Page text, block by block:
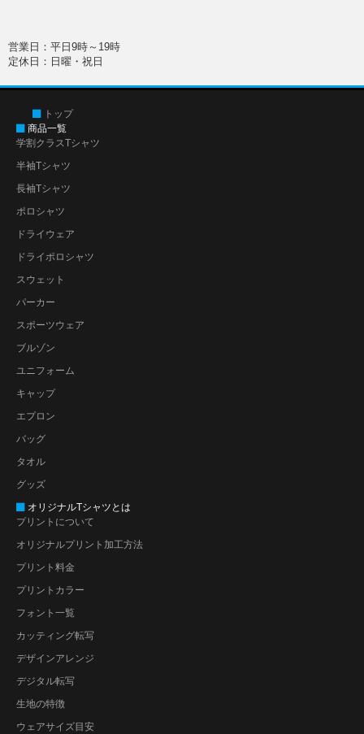
営業日：平日9時～19時
定休日：日曜・祝日
トップ
商品一覧
学割クラスTシャツ
半袖Tシャツ
長袖Tシャツ
ポロシャツ
ドライウェア
ドライポロシャツ
スウェット
パーカー
スポーツウェア
ブルゾン
ユニフォーム
キャップ
エプロン
バッグ
タオル
グッズ
オリジナルTシャツとは
プリントについて
オリジナルプリント加工方法
プリント料金
プリントカラー
フォント一覧
カッティング転写
デザインアレンジ
デジタル転写
生地の特徴
ウェアサイズ目安